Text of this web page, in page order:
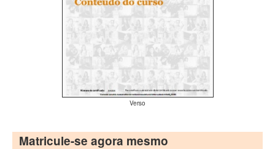
Verso
Matricule-se agora mesmo